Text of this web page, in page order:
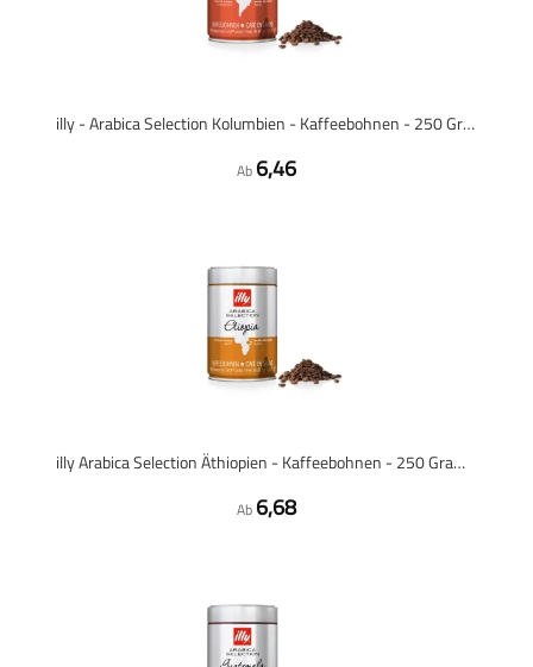
illy - Arabica Selection Kolumbien - Kaffeebohnen - 250 Gramm
Ab 6,46
illy Arabica Selection Äthiopien - Kaffeebohnen - 250 Gramm
Ab 6,68